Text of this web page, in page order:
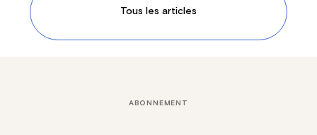
Tous les articles
ABONNEMENT